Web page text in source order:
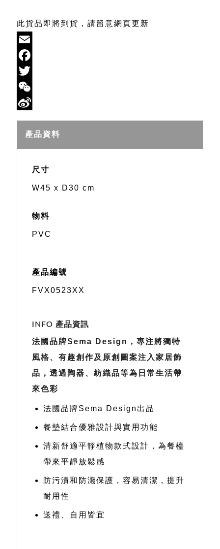
此貨品即將到貨，請留意網頁更新
Email
Facebook
Twitter
WeChat
Weibo
產品資料
尺寸
W45 x D30 cm
物料
PVC
產品編號
FVX0523XX
INFO 產品資訊
法國品牌Sema Design，專注將獨特
風格、有趣創作及原創圖案注入家居飾
品，透過陶器、紡織品等為日常生活帶
來色彩
法國品牌Sema Design出品
餐墊結合優雅設計與實用功能
清新舒適平靜植物款式設計，為餐檯
帶來平靜放鬆感
防污漬和防濺保護，容易清潔，提升
耐用性
送禮、自用皆宜